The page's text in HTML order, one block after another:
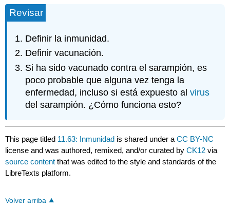
Revisar
Definir la inmunidad.
Definir vacunación.
Si ha sido vacunado contra el sarampión, es
poco probable que alguna vez tenga la
enfermedad, incluso si está expuesto alvirus
del sarampión. ¿Cómo funciona esto?
This page titled 11.63: Inmunidad is shared under aCC BY-NC
license and was authored, remixed, and/or curated byCK12 via
source content that was edited to the style and standards of the
LibreTexts platform.
Volver arriba